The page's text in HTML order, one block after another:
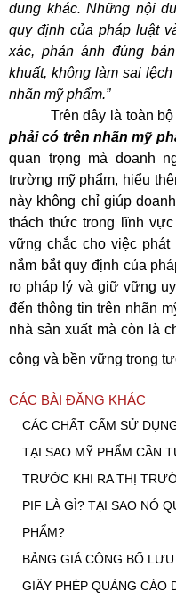
dung khác. Những nội
quy định của pháp luật
xác, phản ánh đúng
khuất, không làm sai
nhãn mỹ phẩm.”
Trên đây là toàn bộ
phải có trên nhãn mỹ
quan trọng mà doanh
trường mỹ phẩm, hiểu
này không chỉ giúp
thách thức trong lĩnh
vững chắc cho việc
nắm bắt quy định của
ro pháp lý và giữ vững
đến thông tin trên nhãn
nhà sản xuất mà còn là
công và bền vững trong
CÁC BÀI ĐĂNG KHÁC
CÁC CHẤT CẤM SỬ
TẠI SAO MỸ PHẨM CẦN
TRƯỚC KHI RA THỊ
PIF LÀ GÌ? TẠI SAO NÓ
PHẨM?
BẢNG GIÁ CÔNG BỐ
GIẤY PHÉP QUẢNG CÁO